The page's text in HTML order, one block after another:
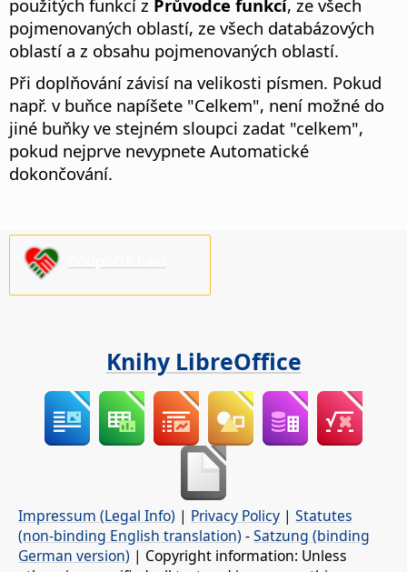
použitých funkcí z Průvodce funkcí, ze všech
pojmenovaných oblastí, ze všech databázových
oblastí a z obsahu pojmenovaných oblastí.
Při doplňování závisí na velikosti písmen. Pokud
např. v buňce napíšete "Celkem", není možné do
jiné buňky ve stejném sloupci zadat "celkem",
pokud nejprve nevypnete Automatické
dokončování.
Knihy LibreOffice
Impressum (Legal Info) | Privacy Policy | Statutes
(non-binding English translation) -Satzung (binding
German version) | Copyright information: Unless